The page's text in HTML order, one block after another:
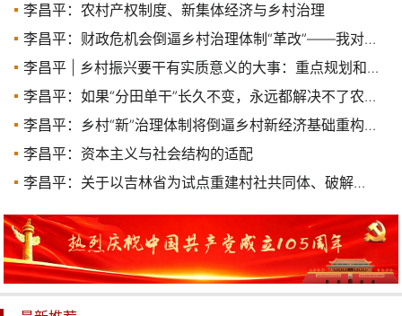
李昌平：农村产权制度、新集体经济与乡村治理
李昌平：财政危机会倒逼乡村治理体制“革改”——我对未来30年乡村治理体制与经济发展走向的预判
李昌平 | 乡村振兴要干有实质意义的大事：重点规划和建设“新型三区”
李昌平：如果“分田单干”长久不变，永远都解决不了农业“内卷”的问题
李昌平：乡村“新”治理体制将倒逼乡村新经济基础重构——对未来30年乡村治理体制与经济发展走向的预判
李昌平：资本主义与社会结构的适配
李昌平：关于以吉林省为试点重建村社共同体、破解农业内卷与人口下行危机的政策建议